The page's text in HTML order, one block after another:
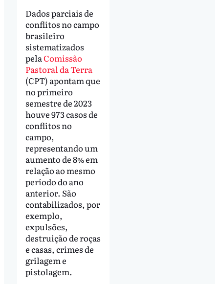
Dados parciais de
conflitos no campo
brasileiro
sistematizados
pelaComissão
Pastoral da Terra
(CPT) apontam que
no primeiro
semestre de 2023
houve 973 casos de
conflitos no
campo,
representando um
aumento de 8% em
relação ao mesmo
período do ano
anterior. São
contabilizados, por
exemplo,
expulsões,
destruição de roças
e casas, crimes de
grilagem e
pistolagem.